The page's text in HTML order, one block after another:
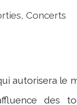
Concerts
autorisera le
des